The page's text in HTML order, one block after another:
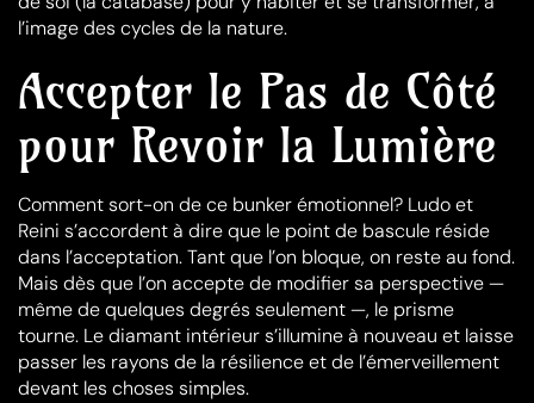
l’image des cycles de la nature.
Accepter le Pas de Côté
pour Revoir la Lumière
Comment sort-on de ce bunker émotionnel? Ludo et
Reini s’accordent à dire que le point de bascule réside
dans l’acceptation. Tant que l’on bloque, on reste au fond.
Mais dès que l’on accepte de modifier sa perspective —
même de quelques degrés seulement —, le prisme
tourne. Le diamant intérieur s’illumine à nouveau et laisse
passer les rayons de la résilience et de l’émerveillement
devant les choses simples.